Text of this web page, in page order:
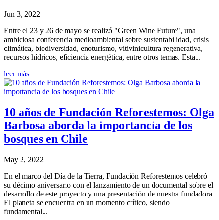
Jun 3, 2022
Entre el 23 y 26 de mayo se realizó "Green Wine Future", una
ambiciosa conferencia medioambiental sobre sustentabilidad, crisis
climática, biodiversidad, enoturismo, vitivinicultura regenerativa,
recursos hídricos, eficiencia energética, entre otros temas. Esta...
leer más
10 años de Fundación Reforestemos: Olga
Barbosa aborda la importancia de los
bosques en Chile
May 2, 2022
En el marco del Día de la Tierra, Fundación Reforestemos celebró
su décimo aniversario con el lanzamiento de un documental sobre el
desarrollo de este proyecto y una presentación de nuestra fundadora.
El planeta se encuentra en un momento crítico, siendo
fundamental...